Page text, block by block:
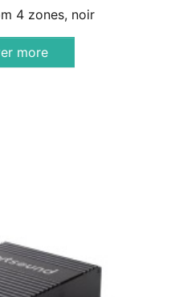
4 zones, noir
more